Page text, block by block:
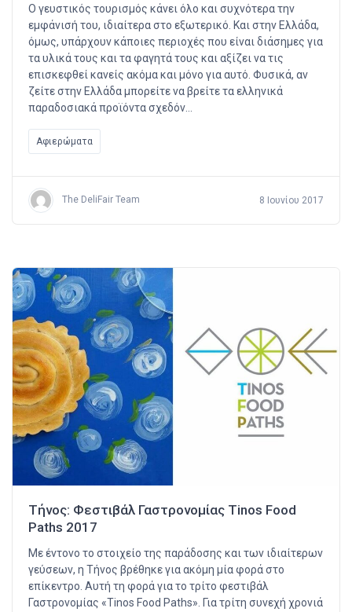
Ο γευστικός τουρισμός κάνει όλο και συχνότερα την
εμφάνισή του, ιδιαίτερα στο εξωτερικό. Και στην Ελλάδα,
όμως, υπάρχουν κάποιες περιοχές που είναι διάσημες για
τα υλικά τους και τα φαγητά τους και αξίζει να τις
επισκεφθεί κανείς ακόμα και μόνο για αυτό. Φυσικά, αν
ζείτε στην Ελλάδα μπορείτε να βρείτε τα ελληνικά
παραδοσιακά προϊόντα σχεδόν…
Αφιερώματα
The DeliFair Team 8 Ιουνίου 2017
Τήνος: Φεστιβάλ Γαστρονομίας Tinos Food
Paths 2017
Με έντονο το στοιχείο της παράδοσης και των ιδιαίτερων
γεύσεων, η Τήνος βρέθηκε για ακόμη μία φορά στο
επίκεντρο. Αυτή τη φορά για το τρίτο φεστιβάλ
Γαστρονομίας «Tinos Food Paths». Για τρίτη συνεχή χρονιά